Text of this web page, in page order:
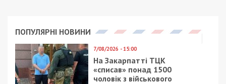
ПОПУЛЯРНІ НОВИНИ
7/08/2026 - 15:00
На Закарпатті ТЦК
«списав» понад 1500
чоловік з військового